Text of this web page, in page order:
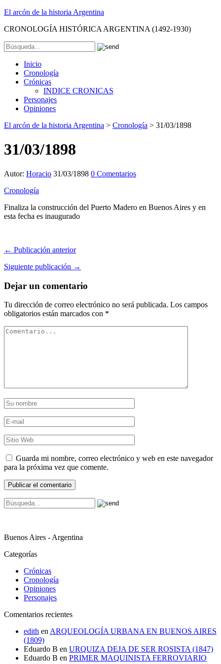
El arcón de la historia Argentina
CRONOLOGÍA HISTÓRICA ARGENTINA (1492-1930)
Inicio
Cronología
Crónicas
INDICE CRONICAS
Personajes
Opiniones
El arcón de la historia Argentina > Cronología > 31/03/1898
31/03/1898
Autor: Horacio 31/03/1898 0 Comentarios
Cronología
Finaliza la construcción del Puerto Madero en Buenos Aires y en
esta fecha es inaugurado
← Publicación anterior
Siguiente publicación →
Dejar un comentario
Tu dirección de correo electrónico no será publicada. Los campos
obligatorios están marcados con *
Guarda mi nombre, correo electrónico y web en este navegador
para la próxima vez que comente.
Buenos Aires - Argentina
Categorías
Crónicas
Cronología
Opiniones
Personajes
Comentarios recientes
edith en ARQUEOLOGÍA URBANA EN BUENOS AIRES
(1809)
Eduardo B en URQUIZA DEJA DE SER ROSISTA (1847)
Eduardo B en PRIMER MAQUINISTA FERROVIARIO